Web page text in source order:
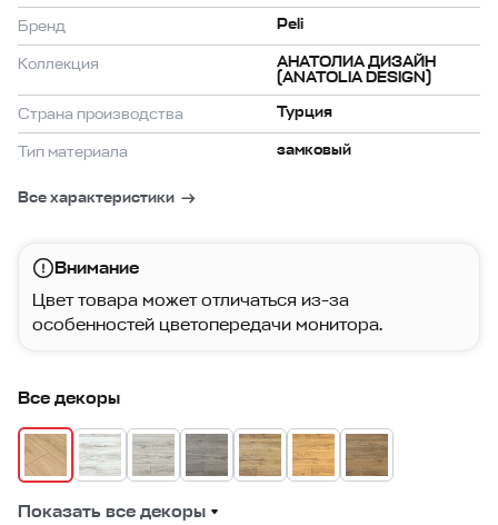
Бренд Peli
Коллекция
АНАТОЛИА ДИЗАЙН
(ANATOLIA DESIGN)
Страна производства
Турция
Тип материала замковый
Все характеристики
Внимание
Цвет товара может отличаться из-за
особенностей цветопередачи монитора.
Все декоры
Показать все декоры